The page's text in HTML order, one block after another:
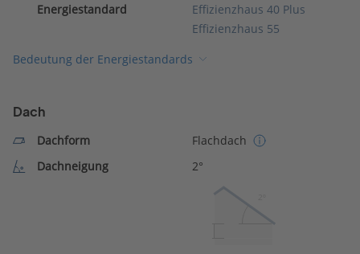
Energiestandard
Effizienzhaus 40 Plus
Effizienzhaus 55
Bedeutung der Energiestandards
Dach
Dachform
Flachdach
Dachneigung
2°